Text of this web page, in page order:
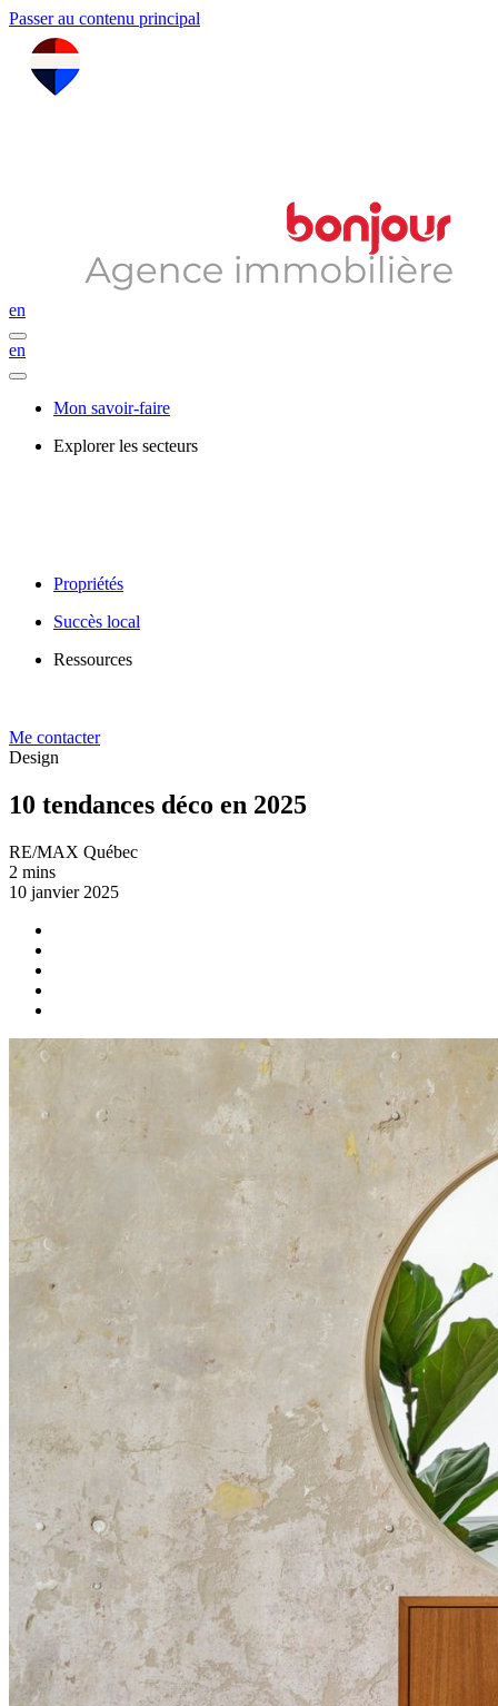
Passer au contenu principal
en
en
Mon savoir-faire
Explorer les secteurs
Propriétés
Succès local
Ressources
Me contacter
Design
10 tendances déco en 2025
RE/MAX Québec
2 mins
10 janvier 2025